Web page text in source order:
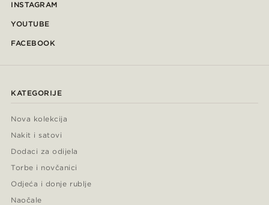
INSTAGRAM
YOUTUBE
FACEBOOK
KATEGORIJE
Nova kolekcija
Nakit i satovi
Dodaci za odijela
Torbe i novčanici
Odjeća i donje rublje
Naočale